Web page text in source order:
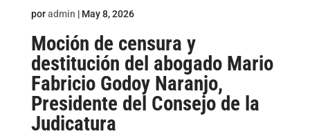
poradmin | May 8, 2026
Moción de censura y
destitución del abogado Mario
Fabricio Godoy Naranjo,
Presidente del Consejo de la
Judicatura